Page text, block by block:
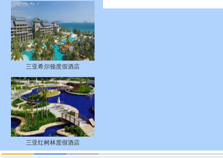
三亚希尔顿度假酒店
三亚红树林度假酒店